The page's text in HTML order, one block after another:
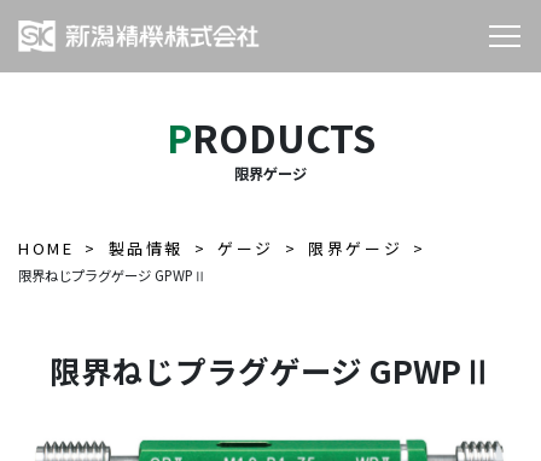
PRODUCTS
限界ゲージ
HOME 製品情報 ゲージ 限界ゲージ
限界ねじプラグゲージ GPWPⅡ
限界ねじプラグゲージ GPWPⅡ